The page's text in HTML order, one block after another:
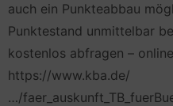
auch ein Punkteabbau
Punkte­stand unmittelbar
kostenlos abfragen –
https://www.kba.de/
…/